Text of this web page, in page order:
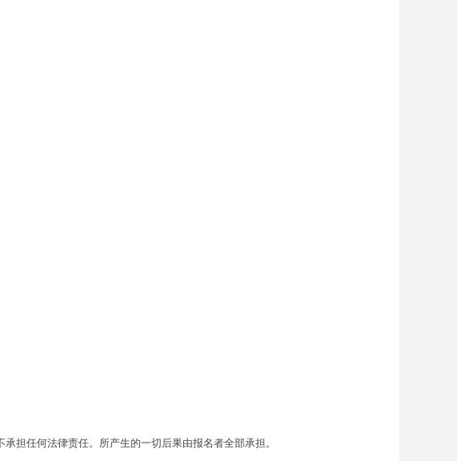
担任何法律责任。所产生的一切后果由报名者全部承担。